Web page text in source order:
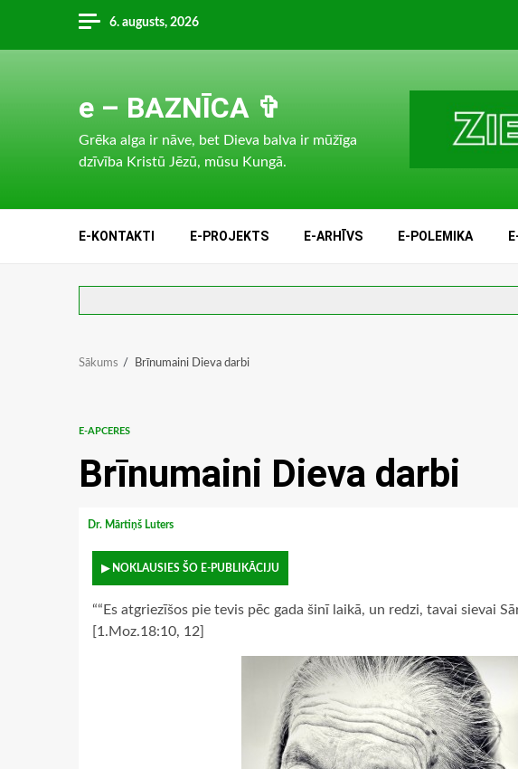
content
6. augusts, 2026
e – BAZNĪCA ✞
Grēka alga ir nāve, bet Dieva balva ir mūžīga
dzīvība Kristū Jēzū, mūsu Kungā.
E-KONTAKTI E-PROJEKTS E-ARHĪVS E-POLEMIKA
Sākums Brīnumaini Dieva darbi
E-APCERES
Brīnumaini Dieva darbi
Dr. Mārtiņš Luters
▶ NOKLAUSIES ŠO E-PUBLIKĀCIJU
““Es atgriezīšos pie tevis pēc gada šinī laikā, un redzi, tavai sievai
[1.Moz.18:10, 12]